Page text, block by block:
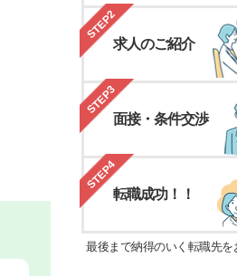
STEP2
求人のご紹介
STEP3
面接・条件交渉
STEP4
転職成功！！
最後まで納得のいく転職先を